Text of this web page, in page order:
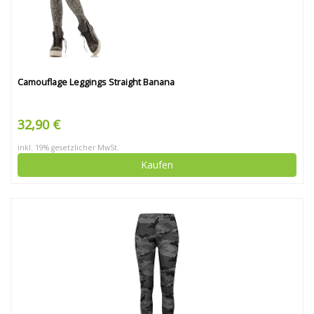
Camouflage Leggings Straight Banana
32,90 €
inkl. 19% gesetzlicher MwSt.
Kaufen